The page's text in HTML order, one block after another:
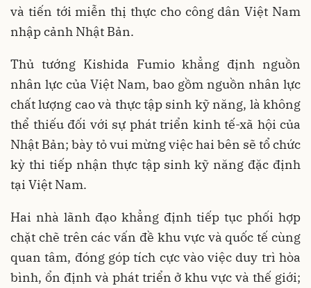
và tiến tới miễn thị thực cho công dân Việt Nam
nhập cảnh Nhật Bản.
Thủ tướng Kishida Fumio khẳng định nguồn
nhân lực của Việt Nam, bao gồm nguồn nhân lực
chất lượng cao và thực tập sinh kỹ năng, là không
thể thiếu đối với sự phát triển kinh tế-xã hội của
Nhật Bản; bày tỏ vui mừng việc hai bên sẽ tổ chức
kỳ thi tiếp nhận thực tập sinh kỹ năng đặc định
tại Việt Nam.
Hai nhà lãnh đạo khẳng định tiếp tục phối hợp
chặt chẽ trên các vấn đề khu vực và quốc tế cùng
quan tâm, đóng góp tích cực vào việc duy trì hòa
bình, ổn định và phát triển ở khu vực và thế giới;